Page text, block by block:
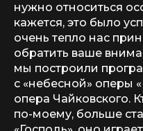
нужно относиться
кажется, это было
очень тепло нас
обратить ваше
мы построили
с «небесной» оперы
опера Чайковского.
по-моему, больше